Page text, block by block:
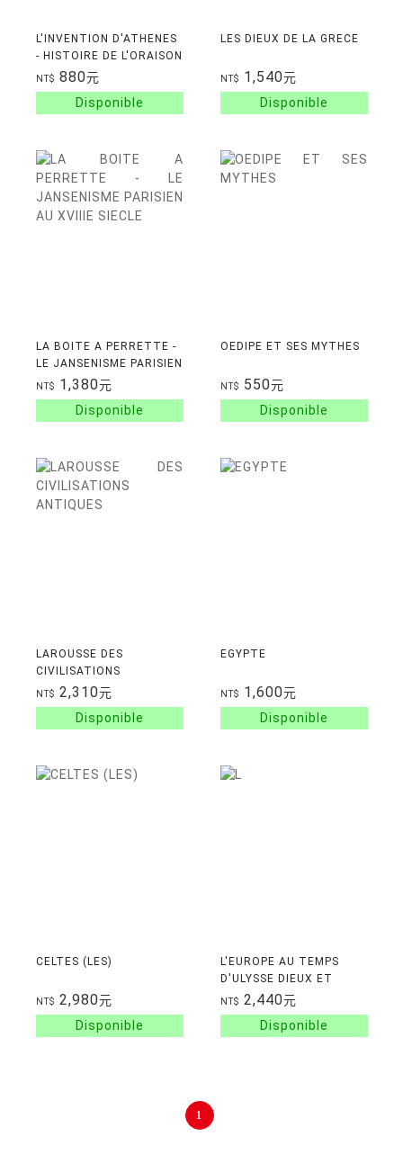
L'INVENTION D'ATHENES
- HISTOIRE DE L'ORAISON
FUNEBRE DANS LA "CITE
CLASSIQUE"
NT$ 880元
LES DIEUX DE LA GRECE
NT$ 1,540元
LA BOITE A PERRETTE -
LE JANSENISME PARISIEN
AU XVIIIE SIECLE
NT$ 1,380元
OEDIPE ET SES MYTHES
NT$ 550元
LAROUSSE DES
CIVILISATIONS
ANTIQUES
NT$ 2,310元
EGYPTE
NT$ 1,600元
CELTES (LES)
NT$ 2,980元
L'EUROPE AU TEMPS
D'ULYSSE DIEUX ET
HEROS DE L'AGEDU
BRONZE
NT$ 2,440元
1